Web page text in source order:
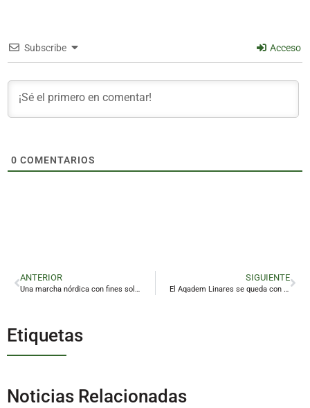
Subscribe Acceso
0 COMENTARIOS
ANTERIOR
Una marcha nórdica con fines solidarios para Pídeme la Luna
SIGUIENTE
El Aqadem Linares se queda con la miel en los labios
Etiquetas
Noticias Relacionadas